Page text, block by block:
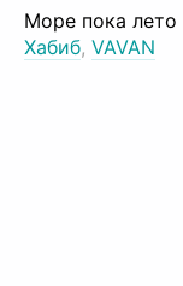
Море пока лето
Хабиб, VAVAN